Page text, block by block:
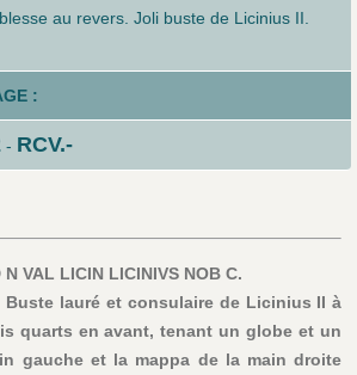
au revers. Joli buste de Licinius II.
:
- RCV.-
N VAL LICIN LICINIVS NOB C.
Buste lauré et consulaire de Licinius II à
quarts en avant, tenant un globe et un
gauche et la mappa de la main droite